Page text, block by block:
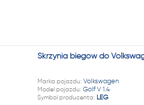
Skrzynia biegów do
Marka pojazdu: Volkswagen
Model pojazdu: Golf V 1.4
Symbol producenta: LEG